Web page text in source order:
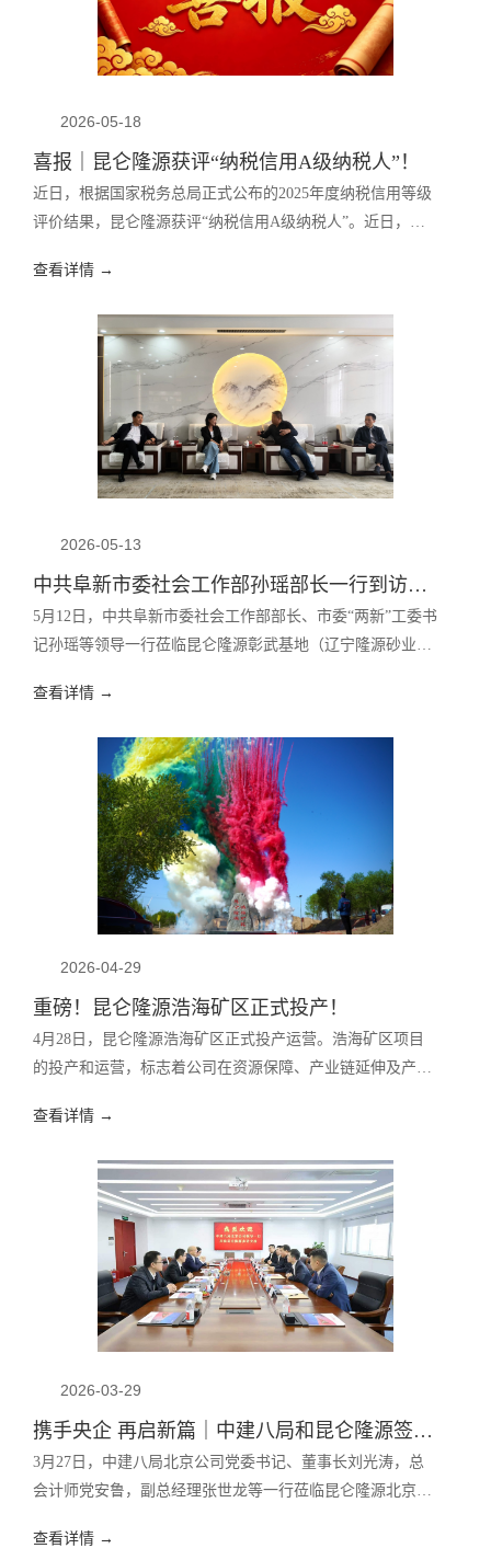
2026-05-18
喜报｜昆仑隆源获评“纳税信用A级纳税人”！
近日，根据国家税务总局正式公布的2025年度纳税信用等级
评价结果，昆仑隆源获评“纳税信用A级纳税人”。近日，根
果，昆仑隆源获评“纳税信用A级纳税人”。
查看详情 →
2026-05-13
中共阜新市委社会工作部孙瑶部长一行到访昆仑隆源彰武基地！
5月12日，中共阜新市委社会工作部部长、市委“两新”工委书
记孙瑶等领导一行莅临昆仑隆源彰武基地（辽宁隆源砂业有
查看详情 →
2026-04-29
重磅！昆仑隆源浩海矿区正式投产！
4月28日，昆仑隆源浩海矿区正式投产运营。浩海矿区项目
的投产和运营，标志着公司在资源保障、产业链延伸及产能
新动能！
查看详情 →
2026-03-29
携手央企 再启新篇｜中建八局和昆仑隆源签署战略合作协议
3月27日，中建八局北京公司党委书记、董事长刘光涛，总
会计师党安鲁，副总经理张世龙等一行莅临昆仑隆源北京总
热情接待。双方围绕深化合作、资源协同及重大项目推进等
查看详情 →